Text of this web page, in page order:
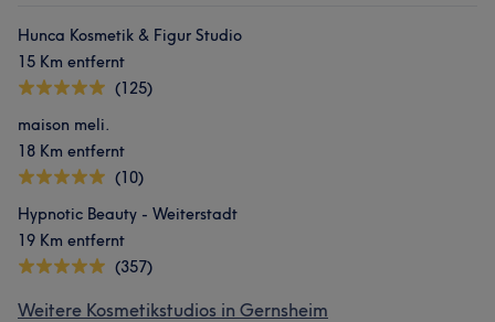
Hunca Kosmetik & Figur Studio
15 Km entfernt
(125)
maison meli.
18 Km entfernt
(10)
Hypnotic Beauty - Weiterstadt
19 Km entfernt
(357)
Weitere Kosmetikstudios in Gernsheim